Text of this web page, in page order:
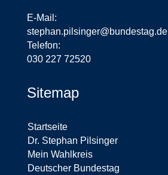
E-Mail:
stephan.pilsinger@bundestag.de
Telefon:
030 227 72520
Sitemap
Startseite
Dr. Stephan Pilsinger
Mein Wahlkreis
Deutscher Bundestag